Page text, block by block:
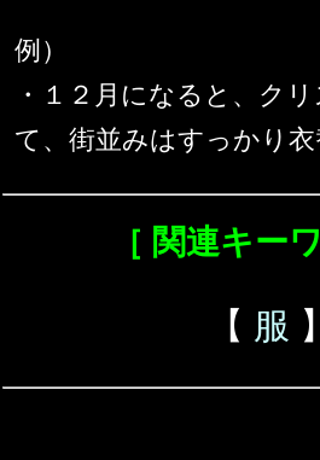
例）
・１２月になると、ク
て、街並みはすっかり衣
［ 関連キー
【 服 】